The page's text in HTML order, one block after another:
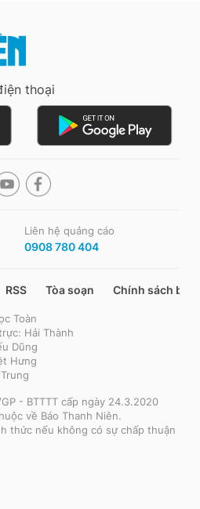
thoại
Liên hệ quảng cáo
0908 780 404
RSS Tòa soạn Chính sách bảo
Toàn
Hải Thành
Dũng
Hưng
- BTTTT cấp ngày 24.3.2020
về Báo Thanh Niên.
thức nếu không có sự chấp thuận